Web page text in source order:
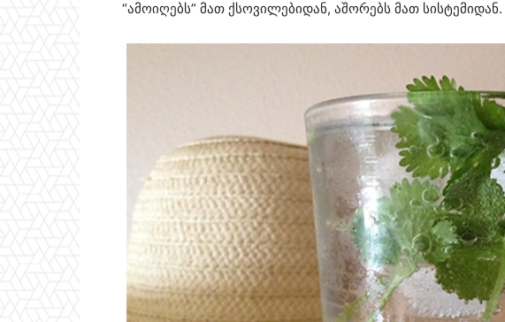
“ამოიღებს” მათ ქსოვილებიდან, აშორებს მათ სისტემიდან.